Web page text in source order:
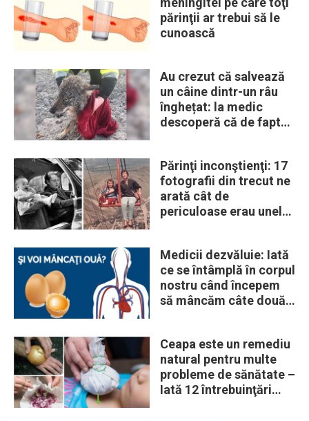
părinţii ar trebui să le
cunoască
Au crezut că salvează
un câine dintr-un râu
înghețat: la medic
descoperă că de fapt
Părinţi inconştienţi: 17
fotografii din trecut ne
arată cât de
periculoase erau unele
Medicii dezvăluie: Iată
ce se întâmplă în corpul
nostru când începem
să mâncăm câte două
Ceapa este un remediu
natural pentru multe
probleme de sănătate –
Iată 12 întrebuinţări